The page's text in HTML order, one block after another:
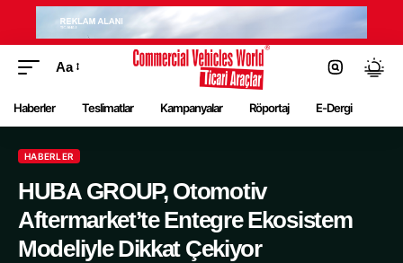
Aa
Haberler Teslimatlar Kampanyalar Röportaj E-Dergi
HABERLER
HUBA GROUP, Otomotiv
Aftermarket’te Entegre Ekosistem
Modeliyle Dikkat Çekiyor